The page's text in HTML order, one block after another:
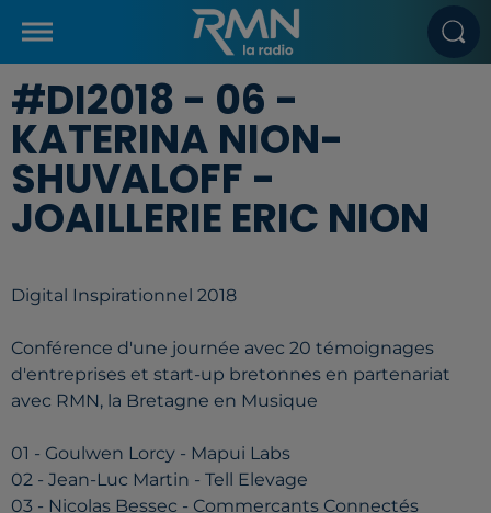
#DI2018 - 06 -
KATERINA NION-
SHUVALOFF -
JOAILLERIE ERIC NION
Digital Inspirationnel 2018
Conférence d'une journée avec 20 témoignages
d'entreprises et start-up bretonnes en partenariat
avec RMN, la Bretagne en Musique
01 - Goulwen Lorcy - Mapui Labs
02 - Jean-Luc Martin - Tell Elevage
03 - Nicolas Bessec - Commercants Connectés